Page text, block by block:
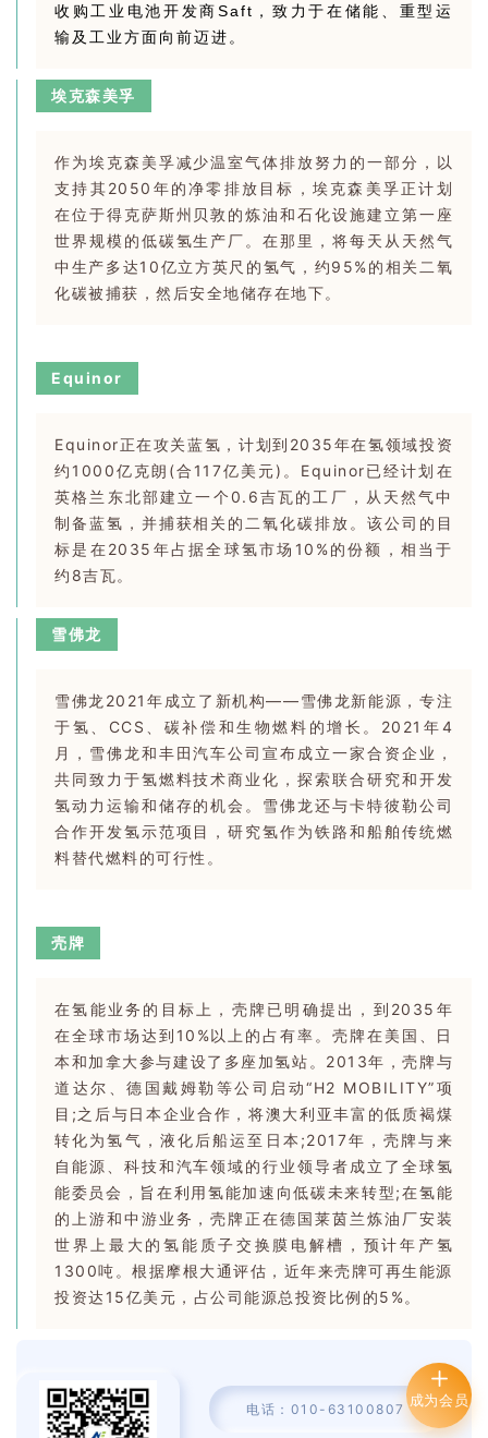
收购工业电池开发商Saft，致力于在储能、重型运
输及工业方面向前迈进。
埃克森美孚
作为埃克森美孚减少温室气体排放努力的一部分，以
支持其2050年的净零排放目标，埃克森美孚正计划
在位于得克萨斯州贝敦的炼油和石化设施建立第一座
世界规模的低碳氢生产厂。在那里，将每天从天然气
中生产多达10亿立方英尺的氢气，约95%的相关二氧
化碳被捕获，然后安全地储存在地下。
Equinor
Equinor正在攻关蓝氢，计划到2035年在氢领域投资
约1000亿克朗(合117亿美元)。Equinor已经计划在
英格兰东北部建立一个0.6吉瓦的工厂，从天然气中
制备蓝氢，并捕获相关的二氧化碳排放。该公司的目
标是在2035年占据全球氢市场10%的份额，相当于
约8吉瓦。
雪佛龙
雪佛龙2021年成立了新机构——雪佛龙新能源，专注
于氢、CCS、碳补偿和生物燃料的增长。2021年4
月，雪佛龙和丰田汽车公司宣布成立一家合资企业，
共同致力于氢燃料技术商业化，探索联合研究和开发
氢动力运输和储存的机会。雪佛龙还与卡特彼勒公司
合作开发氢示范项目，研究氢作为铁路和船舶传统燃
料替代燃料的可行性。
壳牌
在氢能业务的目标上，壳牌已明确提出，到2035年
在全球市场达到10%以上的占有率。壳牌在美国、日
本和加拿大参与建设了多座加氢站。2013年，壳牌与
道达尔、德国戴姆勒等公司启动“H2 MOBILITY”项
目;之后与日本企业合作，将澳大利亚丰富的低质褐煤
转化为氢气，液化后船运至日本;2017年，壳牌与来
自能源、科技和汽车领域的行业领导者成立了全球氢
能委员会，旨在利用氢能加速向低碳未来转型;在氢能
的上游和中游业务，壳牌正在德国莱茵兰炼油厂安装
世界上最大的氢能质子交换膜电解槽，预计年产氢
1300吨。根据摩根大通评估，近年来壳牌可再生能源
投资达15亿美元，占公司能源总投资比例的5%。
电话：010-63100807
成为会员